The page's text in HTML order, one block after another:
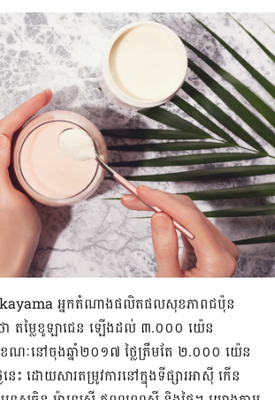
អ្នកតំណាង​ផលិតផល​សុខភាព​ជប៉ុន
ា តម្លៃ​ខូឡាជេន ឡើងដល់ ៣.០០០​ យ៉េន
ណៈ​នៅ​ចុងឆ្នាំ​២០១៧ ថ្លៃត្រឹមតែ ២.០០០​ យ៉េន​
េះ ដោយសារ​តម្រូវការ​នៅ​ក្នុង​ទីផ្សារ​អាស៊ី កើន